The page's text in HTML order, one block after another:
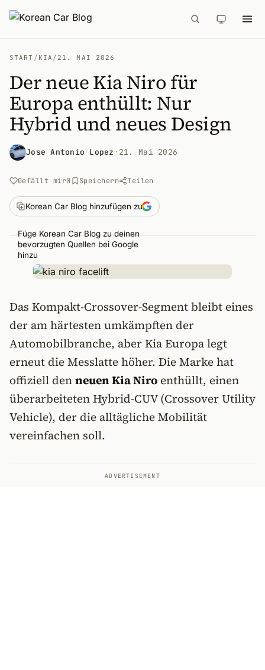
START / KIA / 21. MAI 2026
Der neue Kia Niro für
Europa enthüllt: Nur
Hybrid und neues Design
Jose Antonio Lopez · 21. Mai 2026
Gefällt mir0 Speichern Teilen
Korean Car Blog hinzufügen zu
Füge Korean Car Blog zu deinen
bevorzugten Quellen bei Google
hinzu
Das Kompakt-Crossover-Segment bleibt eines
der am härtesten umkämpften der
Automobilbranche, aber Kia Europa legt
erneut die Messlatte höher. Die Marke hat
offiziell denneuen Kia Niro enthüllt, einen
überarbeiteten Hybrid-CUV (Crossover Utility
Vehicle), der die alltägliche Mobilität
vereinfachen soll.
ADVERTISEMENT